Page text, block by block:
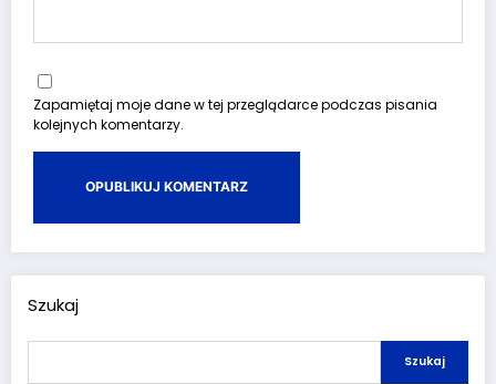
Zapamiętaj moje dane w tej przeglądarce podczas pisania
kolejnych komentarzy.
Szukaj
Szukaj